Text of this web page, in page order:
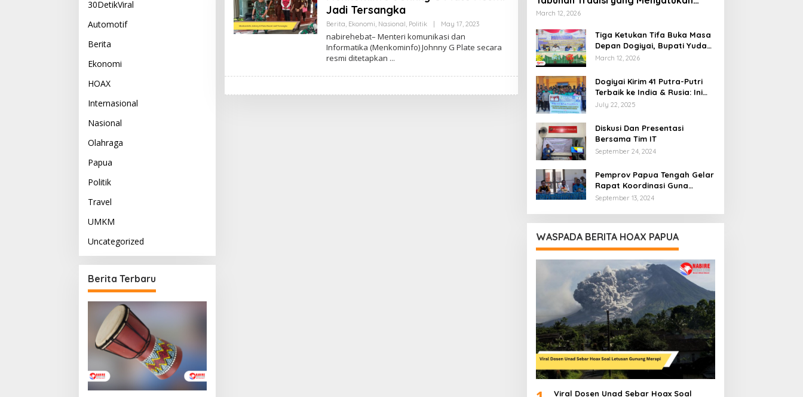
30DetikViral
Automotif
Berita
Ekonomi
HOAX
Internasional
Nasional
Olahraga
Papua
Politik
Travel
UMKM
Uncategorized
Berita Terbaru
Jadi Tersangka
Berita, Ekonomi, Nasional, Politik May 17, 2023By
nabirehebat– Menteri komunikasi dan
Informatika (Menkominfo) Johnny G Plate secara
resmi ditetapkan
Budaya dan Kehidupan Sosial
March 12, 2026
Tiga Ketukan Tifa Buka Masa
Depan Dogiyai, Bupati Yudas
Tebai Resmi Mulai
March 12, 2026
Dogiyai Kirim 41 Putra-Putri
Terbaik ke India & Rusia: Ini
Komitmen Nyata Bupati
Masa Depan
July 22, 2025
Diskusi Dan Presentasi
Bersama Tim IT
September 24, 2024
Pemprov Papua Tengah Gelar
Rapat Koordinasi Guna
Optimalkan Pengelolaan
September 13, 2024
WASPADA BERITA HOAX PAPUA
Viral Dosen Unad Sebar Hoax Soal